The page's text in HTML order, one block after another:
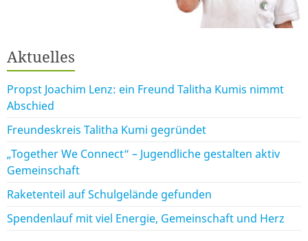
Aktuelles
Propst Joachim Lenz: ein Freund Talitha Kumis nimmt
Abschied
Freundeskreis Talitha Kumi gegründet
„Together We Connect“ – Jugendliche gestalten aktiv
Gemeinschaft
Raketenteil auf Schulgelände gefunden
Spendenlauf mit viel Energie, Gemeinschaft und Herz